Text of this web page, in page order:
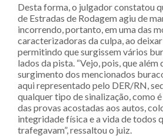
Desta forma, o julgador constatou
de Estradas de Rodagem agiu de
incorrendo, portanto, em uma das
caracterizadoras da culpa, ao
permitindo que surgissem vários
lados da pista. “Vejo, pois, que
surgimento dos mencionados
aqui representado pelo DER/RN,
qualquer tipo de sinalização, como
das provas acostadas aos autos,
integridade física e a vida de todos
trafegavam”, ressaltou o juiz.